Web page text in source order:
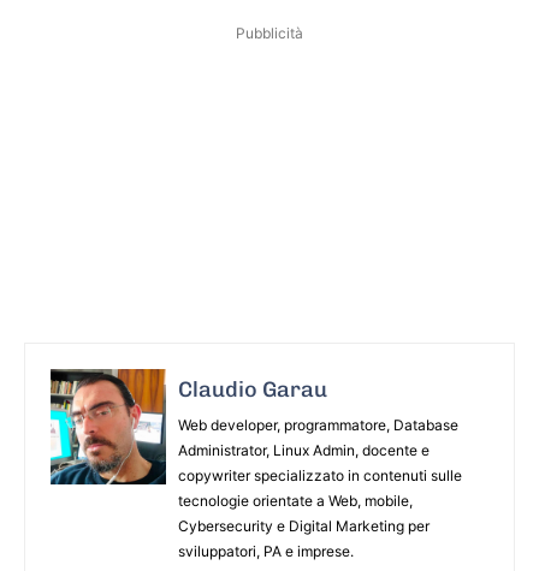
Pubblicità
Claudio Garau
Web developer, programmatore, Database
Administrator, Linux Admin, docente e
copywriter specializzato in contenuti sulle
tecnologie orientate a Web, mobile,
Cybersecurity e Digital Marketing per
sviluppatori, PA e imprese.